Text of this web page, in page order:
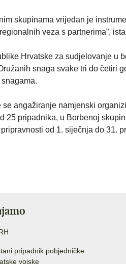
skupinama vrijedan je
veza s partnerima”,
Hrvatske za sudjelovanje u
snaga svake tri do četiri
angažiranje namjenski
25 pripadnika, u Borbenoj
od 1. siječnja do 31.
pripadnik pobjedničke
vojske